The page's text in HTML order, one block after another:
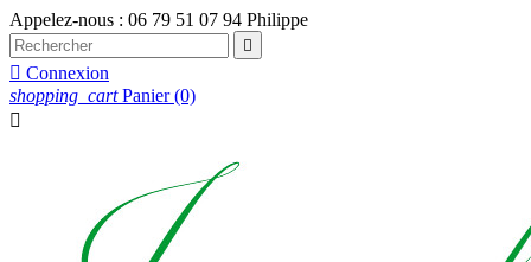
Appelez-nous : 06 79 51 07 94 Philippe

 Connexion
shopping_cart Panier (0)
